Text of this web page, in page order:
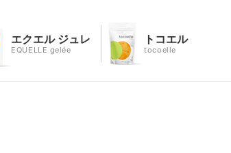
エクエル ジュレ
EQUELLE gelée
トコエル
tocoelle